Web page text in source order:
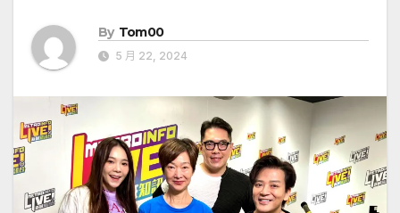
By Tom00
5 月 22, 2024